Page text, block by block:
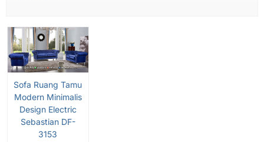
Sofa Ruang Tamu
Modern Minimalis
Design Electric
Sebastian DF-
3153